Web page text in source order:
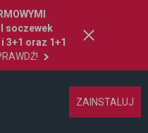
soczewek
3+1 oraz 1+1
ZAINSTALUJ